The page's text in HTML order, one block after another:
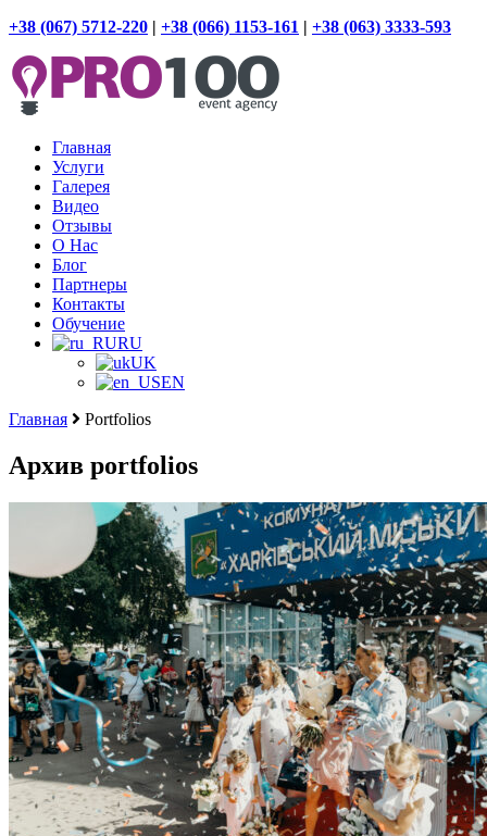
+38 (067) 5712-220 | +38 (066) 1153-161 | +38 (063) 3333-593
Главная
Услуги
Галерея
Видео
Отзывы
О Нас
Блог
Партнеры
Контакты
Обучение
RU
UK
EN
Главная
Portfolios
Архив portfolios